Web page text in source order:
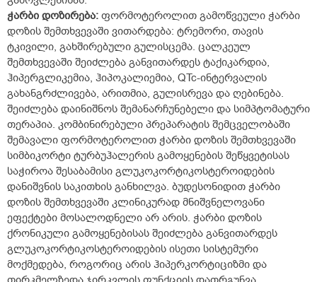
ჭარბი დოზირება: ფორმოტეროლით გამოწვეული ჭარბი
დოზის შემთხვევაში ვითარდება: ტრემორი, თავის
ტკივილი, გახშირებული გულისცემა. ცალკეულ
შემთხვევაში შეიძლება განვითარდეს ტაქიკარდია,
ჰიპერგლიკემია, ჰიპოკალიემია, QTc-ინტერვალის
გახანგრძლივება, არითმია, გულისრევა და ღებინება.
შეიძლება დაინიშნოს შემანარჩუნებელი და სიმპტომატური
თერაპია. კომბინირებული პრეპარატის შემცველობაში
შემავალი ფორმოტეროლით ჭარბი დოზის შემთხვევაში
სიმბიკორტი ტურბუჰალერის გამოყენების შეწყვეტისას
საჭიროა შესაბამისი გლუკოკორტიკოსტეროიდების
დანიშვნის საკითხის განხილვა. ბუდესონიდით ჭარბი
დოზის შემთხვევაში კლინიკურად მნიშვნელოვანი
ეფექტები მოსალოდნელი არ არის. ჭარბი დოზის
ქრონიკული გამოყენებისას შეიძლება განვითარდეს
გლუკოკორტიკოსტეროიდების ისეთი სისტემური
მოქმედება, როგორიც არის ჰიპერკორტიციზმი და